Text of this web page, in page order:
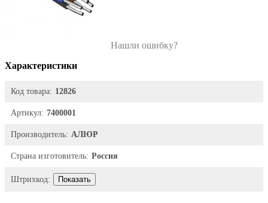
Нашли ошибку?
Характеристики
Код товара: 12826
Артикул: 7400001
Производитель: АЛЮР
Страна изготовитель: Россия
Штрихкод: Показать